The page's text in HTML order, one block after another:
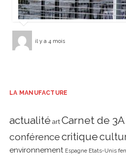
il y a 4 mois
LA MANUFACTURE
actualité art Carnet de 3A
conférencecritique
environnement Espagne Etats-Unis